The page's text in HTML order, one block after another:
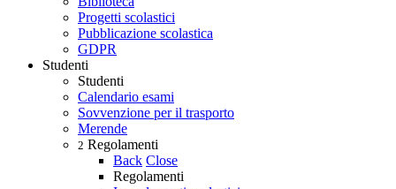
Progetti scolastici
Pubblicazione scolastica
GDPR
Studenti
Studenti
Calendario esami
Sovvenzione per il trasporto
Merende
2 Regolamenti
Back Close
Regolamenti